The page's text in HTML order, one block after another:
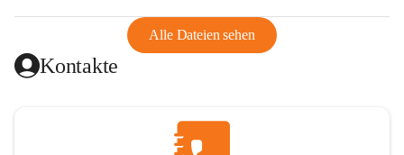
Alle Dateien sehen
Kontakte